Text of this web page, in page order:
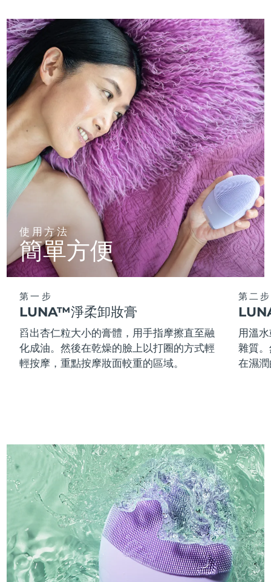
使用方法
簡單方便
第一步
LUNA™淨柔卸妝膏
舀出杏仁粒大小的膏體，用手指摩擦直至融
化成油。然後在乾燥的臉上以打圈的方式輕
輕按摩，重點按摩妝面較重的區域。
第二步
用溫
雜質
在濕